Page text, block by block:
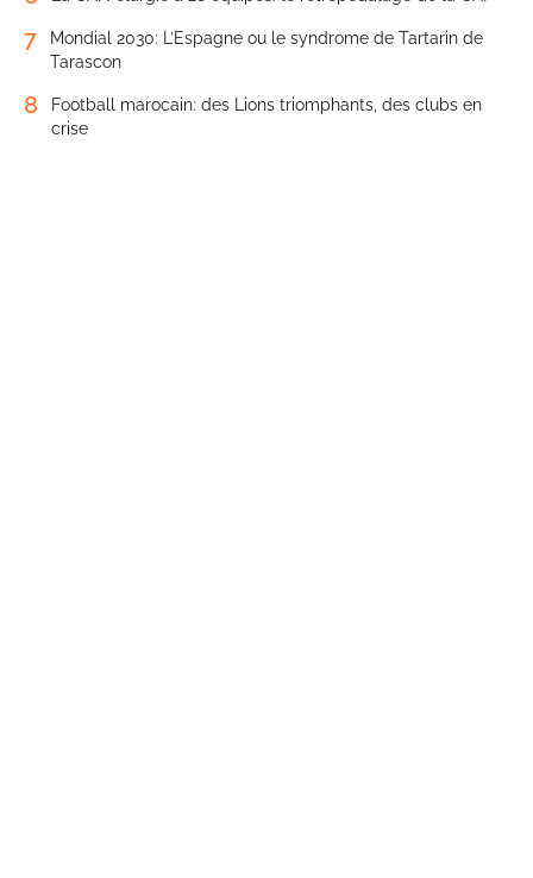
7
Mondial 2030: L’Espagne ou le syndrome de Tartarin de
Tarascon
8
Football marocain: des Lions triomphants, des clubs en
crise